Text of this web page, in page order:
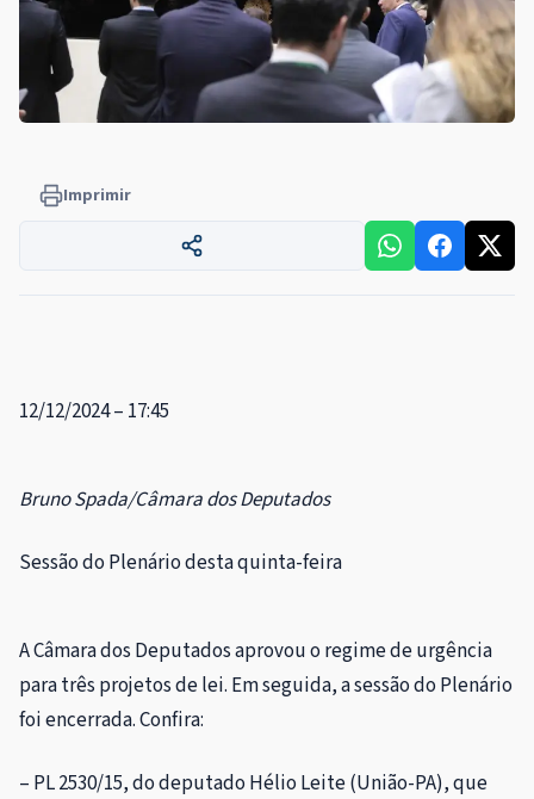
Imprimir
12/12/2024 – 17:45
Bruno Spada/Câmara dos Deputados
Sessão do Plenário desta quinta-feira
A Câmara dos Deputados aprovou o regime deurgência
para três projetos de lei. Em seguida, a sessão do Plenário
foi encerrada. Confira:
– PL 2530/15, do deputado Hélio Leite (União-PA), que